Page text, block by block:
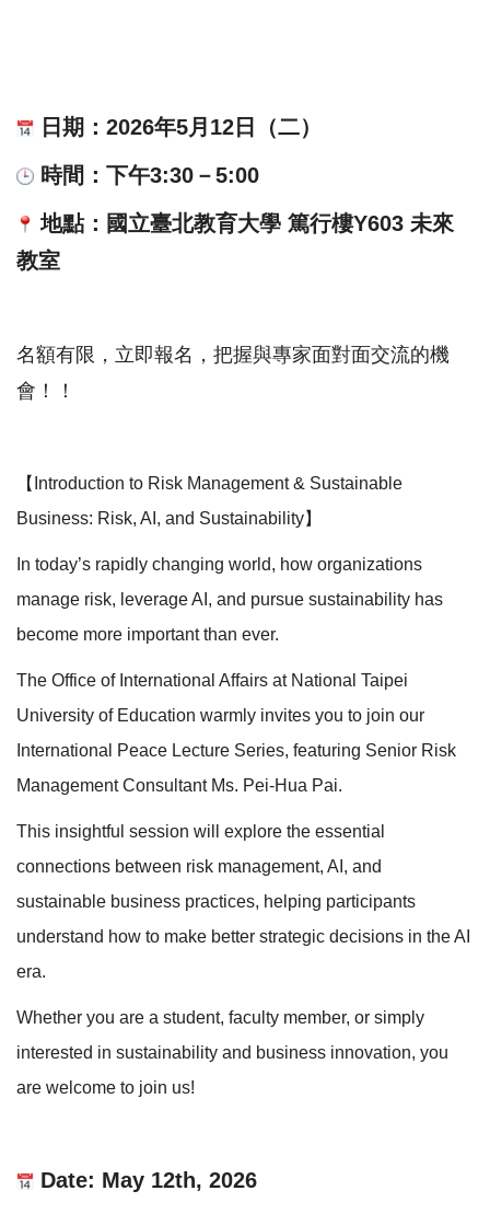
日期：2026年5月12日（二）
時間：下午3:30－5:00
地點：國立臺北教育大學 篤行樓Y603 未來
教室
名額有限，立即報名，把握與專家面對面交流的機
會！！
【Introduction to Risk Management & Sustainable
Business: Risk, AI, and Sustainability】
In today’s rapidly changing world, how organizations
manage risk, leverage AI, and pursue sustainability has
become more important than ever.
The Office of International Affairs at National Taipei
University of Education warmly invites you to join our
International Peace Lecture Series, featuring Senior Risk
Management Consultant Ms. Pei-Hua Pai.
This insightful session will explore the essential
connections between risk management, AI, and
sustainable business practices, helping participants
understand how to make better strategic decisions in the AI
era.
Whether you are a student, faculty member, or simply
interested in sustainability and business innovation, you
are welcome to join us!
Date: May 12th, 2026